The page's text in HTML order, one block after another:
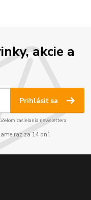
akcie a
Prihlásiť sa
zasielania newslettera.
raz za 14 dní.